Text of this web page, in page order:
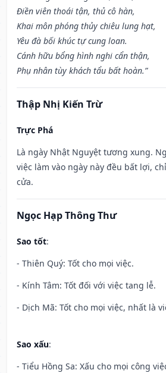
Điền viên thoái tận, thủ cô hàn,
Khai môn phóng thủy chiêu lung hạt,
Yêu đà bối khúc tự cung loan.
Cánh hữu bổng hình nghi cẩn thận,
Phụ nhân tùy khách tẩu bất hoàn.”
Thập Nhị Kiến Trừ
Trực Phá
Là ngày Nhật Nguyệt tương xung.
việc làm vào ngày này đều bất lợi,
cửa.
Ngọc Hạp Thông Thư
Sao tốt:
- Thiên Quý: Tốt cho mọi việc.
- Kính Tâm: Tốt đối với việc tang lễ.
- Dịch Mã: Tốt cho mọi việc, nhất là
Sao xấu:
- Tiểu Hồng Sa: Xấu cho mọi công